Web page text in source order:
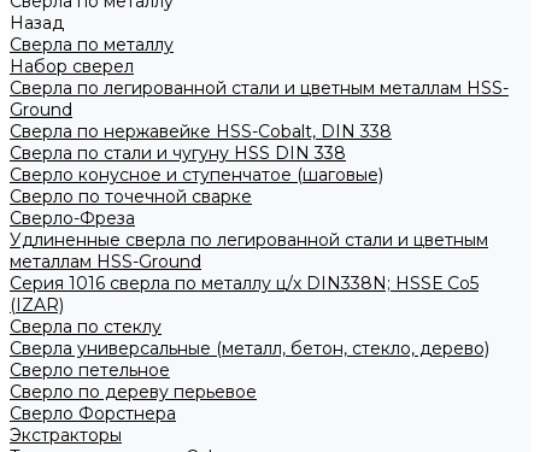
Назад
Сверла по металлу
Набор сверел
Сверла по легированной стали и цветным металлам HSS-
Ground
Сверла по нержавейке HSS-Cobalt, DIN 338
Сверла по стали и чугуну HSS DIN 338
Сверло конусное и ступенчатое (шаговые)
Сверло по точечной сварке
Сверло-Фреза
Удлиненные сверла по легированной стали и цветным
металлам HSS-Ground
Серия 1016 сверла по металлу ц/х DIN338N; HSSЕ Со5
(IZAR)
Сверла по стеклу
Сверла универсальные (металл, бетон, стекло, дерево)
Сверло петельное
Сверло по дереву перьевое
Сверло Форстнера
Экстракторы